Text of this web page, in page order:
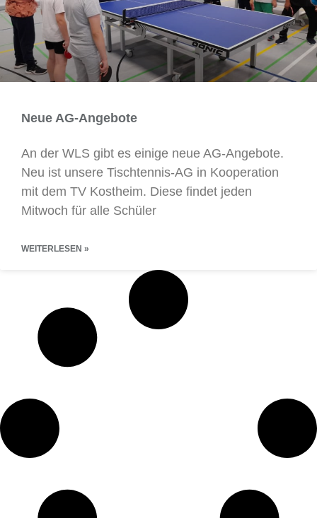
Neue AG-Angebote
An der WLS gibt es einige neue AG-Angebote.
Neu ist unsere Tischtennis-AG in Kooperation
mit dem TV Kostheim. Diese findet jeden
Mitwoch für alle Schüler
WEITERLESEN »